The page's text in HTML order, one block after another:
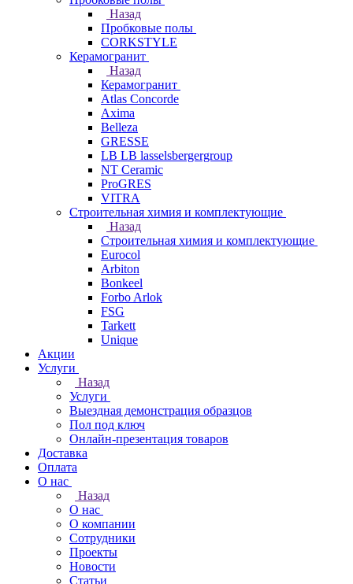
Назад
Пробковые полы
CORKSTYLE
Керамогранит
Назад
Керамогранит
Atlas Concorde
Axima
Belleza
GRESSE
LB LB lasselsbergergroup
NT Ceramic
ProGRES
VITRA
Строительная химия и комплектующие
Назад
Строительная химия и комплектующие
Eurocol
Arbiton
Bonkeel
Forbo Arlok
FSG
Tarkett
Unique
Акции
Услуги
Назад
Услуги
Выездная демонстрация образцов
Пол под ключ
Онлайн-презентация товаров
Доставка
Оплата
О нас
Назад
О нас
О компании
Сотрудники
Проекты
Новости
Статьи